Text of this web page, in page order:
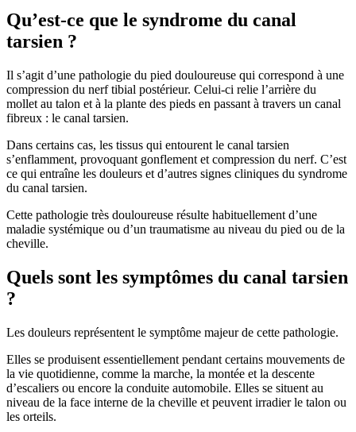
Qu’est-ce que le syndrome du canal
tarsien ?
Il s’agit d’une pathologie du pied douloureuse qui correspond à une
compression du nerf tibial postérieur. Celui-ci relie l’arrière du
mollet au talon et à la plante des pieds en passant à travers un canal
fibreux : le canal tarsien.
Dans certains cas, les tissus qui entourent le canal tarsien
s’enflamment, provoquant gonflement et compression du nerf. C’est
ce qui entraîne les douleurs et d’autres signes cliniques du syndrome
du canal tarsien.
Cette pathologie très douloureuse résulte habituellement d’une
maladie systémique ou d’un traumatisme au niveau du pied ou de la
cheville.
Quels sont les symptômes du canal tarsien
?
Les douleurs représentent le symptôme majeur de cette pathologie.
Elles se produisent essentiellement pendant certains mouvements de
la vie quotidienne, comme la marche, la montée et la descente
d’escaliers ou encore la conduite automobile. Elles se situent au
niveau de la face interne de la cheville et peuvent irradier le talon ou
les orteils.